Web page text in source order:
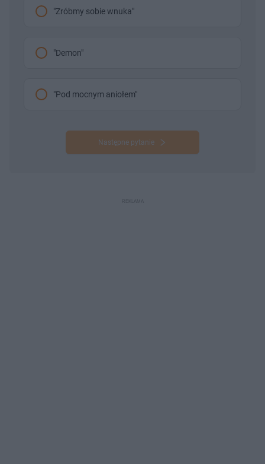
"Zróbmy sobie wnuka"
"Demon"
"Pod mocnym aniołem"
Następne pytanie